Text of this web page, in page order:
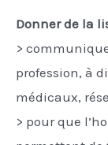
Donner de la
>
profession, à
médicaux,
> pour que